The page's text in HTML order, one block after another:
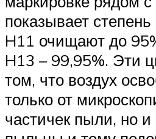
показывает степень
H11 очищают до
H13 – 99,95%. Эти
том, что воздух
только от
частичек пыли, но и